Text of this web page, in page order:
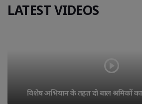
LATEST VIDEOS
अधिकारियों के साथ..